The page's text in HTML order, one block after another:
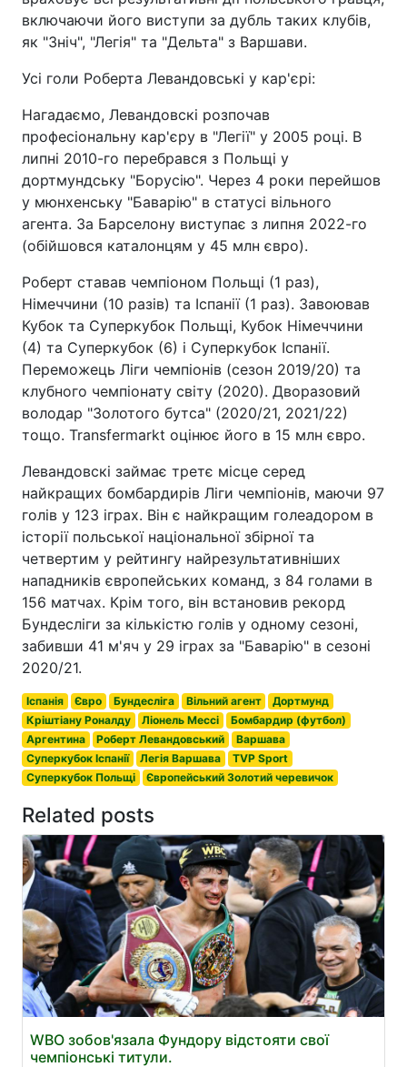
включаючи його виступи за дубль таких клубів,
як "Зніч", "Легія" та "Дельта" з Варшави.
Усі голи Роберта Левандовські у кар'єрі:
Нагадаємо, Левандовскі розпочав
професіональну кар'єру в "Легії" у 2005 році. В
липні 2010-го перебрався з Польщі у
дортмундську "Борусію". Через 4 роки перейшов
у мюнхенську "Баварію" в статусі вільного
агента. За Барселону виступає з липня 2022-го
(обійшовся каталонцям у 45 млн євро).
Роберт ставав чемпіоном Польщі (1 раз),
Німеччини (10 разів) та Іспанії (1 раз). Завоював
Кубок та Суперкубок Польщі, Кубок Німеччини
(4) та Суперкубок (6) і Суперкубок Іспанії.
Переможець Ліги чемпіонів (сезон 2019/20) та
клубного чемпіонату світу (2020). Дворазовий
володар "Золотого бутса" (2020/21, 2021/22)
тощо. Transfermarkt оцінює його в 15 млн євро.
Левандовскі займає третє місце серед
найкращих бомбардирів Ліги чемпіонів, маючи 97
голів у 123 іграх. Він є найкращим голеадором в
історії польської національної збірної та
четвертим у рейтингу найрезультативніших
нападників європейських команд, з 84 голами в
156 матчах. Крім того, він встановив рекорд
Бундесліги за кількістю голів у одному сезоні,
забивши 41 м'яч у 29 іграх за "Баварію" в сезоні
2020/21.
Іспанія Євро Бундесліга Вільний агент
Дортмунд
Кріштіану Роналду
Ліонель Мессі
Бомбардир (футбол)
Аргентина
Роберт Левандовський
Варшава
Суперкубок Іспанії
Легія Варшава
TVP Sport
Суперкубок Польщі
Європейський Золотий черевичок
Related posts
WBO зобов'язала Фундору відстояти свої
чемпіонські титули.